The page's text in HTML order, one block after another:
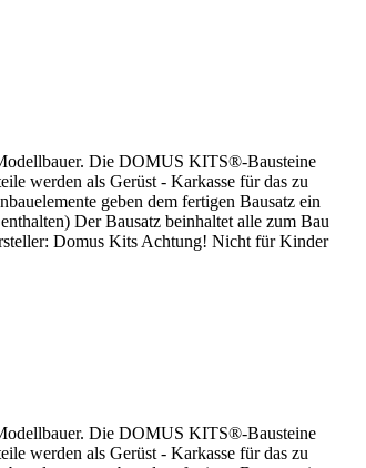
Die DOMUS KITS®-Bausteine
werden als Gerüst - Karkasse für das zu
geben dem fertigen Bausatz ein
Der Bausatz beinhaltet alle zum Bau
Domus Kits Achtung! Nicht für Kinder
Die DOMUS KITS®-Bausteine
werden als Gerüst - Karkasse für das zu